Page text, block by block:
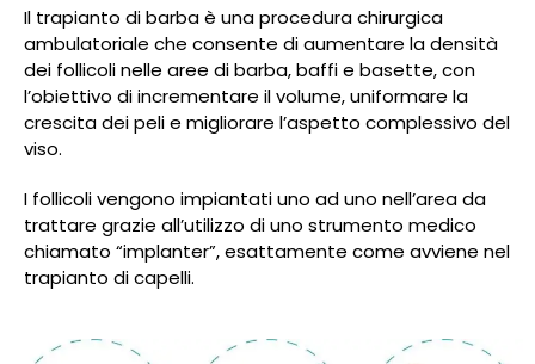
Il trapianto di barba è una procedura chirurgica
ambulatoriale che consente di aumentare la densità
dei follicoli nelle aree di barba, baffi e basette, con
l’obiettivo di incrementare il volume, uniformare la
crescita dei peli e migliorare l’aspetto complessivo del
viso.
I follicoli vengono impiantati uno ad uno nell’area da
trattare grazie all’utilizzo di uno strumento medico
chiamato “implanter”, esattamente come avviene nel
trapianto di capelli.